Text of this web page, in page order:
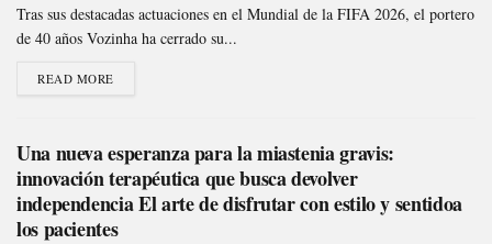
Tras sus destacadas actuaciones en el Mundial de la FIFA 2026, el portero
de 40 años Vozinha ha cerrado su...
READ MORE
Una nueva esperanza para la miastenia gravis:
innovación terapéutica que busca devolver
independencia El arte de disfrutar con estilo y sentidoa
los pacientes